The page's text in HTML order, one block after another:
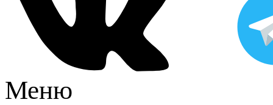
Меню